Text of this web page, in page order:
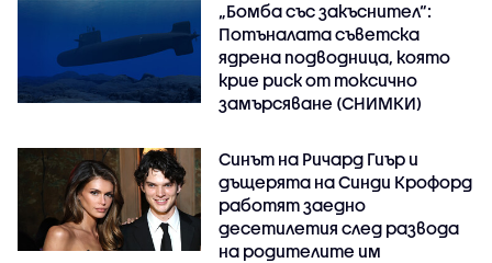
„Бомба със закъснител“:
Потъналата съветска
ядрена подводница, която
крие риск от токсично
замърсяване (СНИМКИ)
Синът на Ричард Гиър и
дъщерята на Синди Крофорд
работят заедно
десетилетия след развода
на родителите им